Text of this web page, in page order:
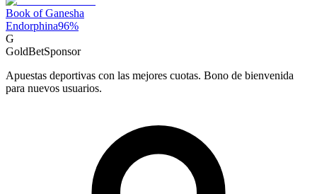
Book of Ganesha
Endorphina96%
G
GoldBetSponsor
Apuestas deportivas con las mejores cuotas. Bono de bienvenida
para nuevos usuarios.